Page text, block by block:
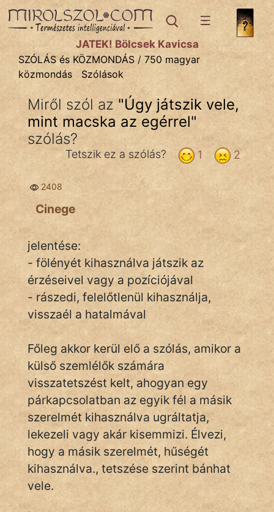
SZÓLÁS ÉS KÖZMONDÁStémák:
Bibliai
Kifejezések
Közmondások
Rímelő
Szállóigék
Szóláscsoportok
Szólások
Tréfás
IRODALOM
SZÓLÁS
És
KÖZMONDÁS
PSZICHO
ZENE
FILM
ÉLETMÓD
JÁTÉK! Bölcsek Kavicsa
SZÓLÁS és KÖZMONDÁS / 750 magyar
közmondás
Szólások
Miről szól az "Úgy játszik vele,
mint macska az egérrel"
szólás?
2
1
Tetszik ez a szólás?
2408
Cinege
jelentése:
- fölényét kihasználva játszik az
érzéseivel vagy a pozíciójával
- rászedi, felelőtlenül kihasználja,
visszaél a hatalmával
Főleg akkor kerül elő a szólás, amikor a
külső szemlélők számára
visszatetszést kelt, ahogyan egy
párkapcsolatban az egyik fél a másik
szerelmét kihasználva ugráltatja,
lekezeli vagy akár kisemmizi. Élvezi,
hogy a másik szerelmét, hűségét
kihasználva., tetszése szerint bánhat
vele.